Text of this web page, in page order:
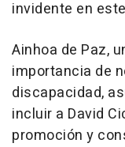
invidente en
Ainhoa de Paz,
importancia de
discapacidad,
incluir a David
promoción y